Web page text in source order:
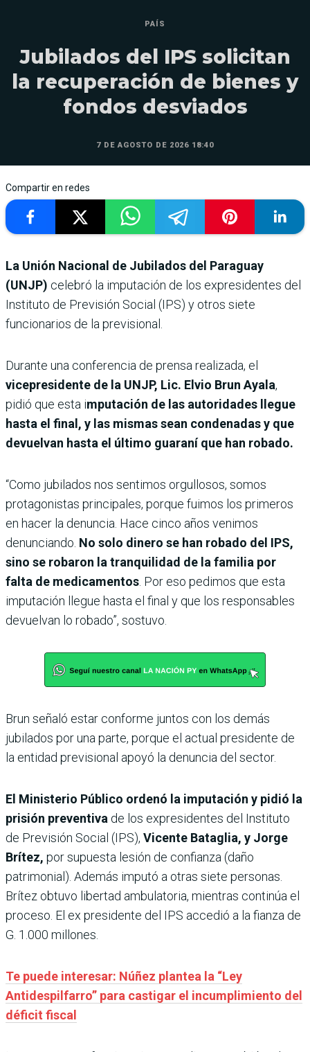
PAÍS
Jubilados del IPS solicitan
la recuperación de bienes y
fondos desviados
7 DE AGOSTO DE 2026 18:40
Compartir en redes
La Unión Nacional de Jubilados del Paraguay
(UNJP) celebró la imputación de los expresidentes del
Instituto de Previsión Social (IPS) y otros siete
funcionarios de la previsional.
Durante una conferencia de prensa realizada, el
vicepresidente de la UNJP, Lic. Elvio Brun Ayala,
pidió que esta imputación de las autoridades llegue
hasta el final, y las mismas sean condenadas y que
devuelvan hasta el último guaraní que han robado.
“Como jubilados nos sentimos orgullosos, somos
protagonistas principales, porque fuimos los primeros
en hacer la denuncia. Hace cinco años venimos
denunciando. No solo dinero se han robado del IPS,
sino se robaron la tranquilidad de la familia por
falta de medicamentos. Por eso pedimos que esta
imputación llegue hasta el final y que los responsables
devuelvan lo robado”, sostuvo.
Brun señaló estar conforme juntos con los demás
jubilados por una parte, porque el actual presidente de
la entidad previsional apoyó la denuncia del sector.
El Ministerio Público ordenó la imputación y pidió la
prisión preventiva de los expresidentes del Instituto
de Previsión Social (IPS), Vicente Bataglia, y Jorge
Brítez, por supuesta lesión de confianza (daño
patrimonial). Además imputó a otras siete personas.
Brítez obtuvo libertad ambulatoria, mientras continúa el
proceso. El ex presidente del IPS accedió a la fianza de
G. 1.000 millones.
Te puede interesar: Núñez plantea la “Ley
Antidespilfarro” para castigar el incumplimiento del
déficit fiscal